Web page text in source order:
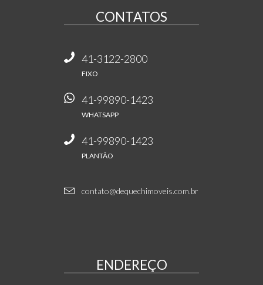
CONTATOS
41-3122-2800
FIXO
41-99890-1423
WHATSAPP
41-99890-1423
PLANTÃO
contato@dequechimoveis.com.br
ENDEREÇO